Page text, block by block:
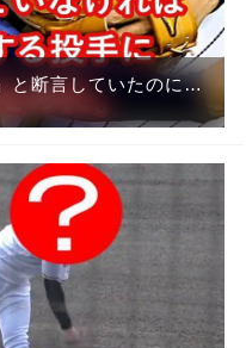
と断言していたのに強
の男【野球】